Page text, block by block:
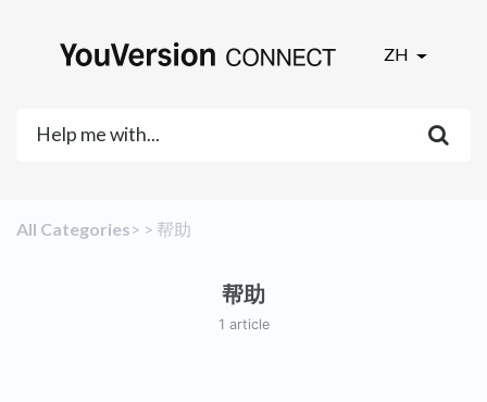
ZH
All Categories​>​ ​ > ​ ​帮助
帮助
1 article